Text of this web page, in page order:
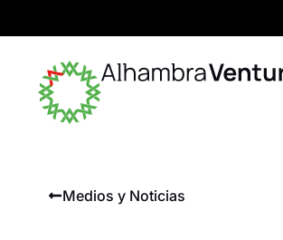
Medios y Noticias